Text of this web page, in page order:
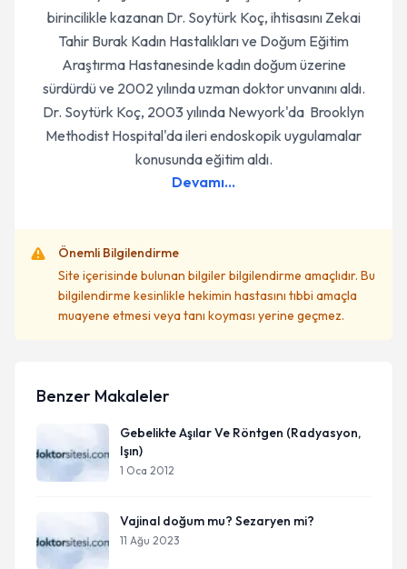
birincilikle kazanan Dr. Soytürk Koç, ihtisasını Zekai
Tahir Burak Kadın Hastalıkları ve Doğum Eğitim
Araştırma Hastanesinde kadın doğum üzerine
sürdürdü ve 2002 yılında uzman doktor unvanını aldı.
Dr. Soytürk Koç, 2003 yılında Newyork'da Brooklyn
Methodist Hospital'da ileri endoskopik uygulamalar
konusunda eğitim aldı.
Devamı...
Önemli Bilgilendirme
Site içerisinde bulunan bilgiler bilgilendirme amaçlıdır. Bu
bilgilendirme kesinlikle hekimin hastasını tıbbi amaçla
muayene etmesi veya tanı koyması yerine geçmez.
Benzer Makaleler
Gebelikte Aşılar Ve Röntgen (Radyasyon,
Işın)
1 Oca 2012
Vajinal doğum mu? Sezaryen mi?
11 Ağu 2023